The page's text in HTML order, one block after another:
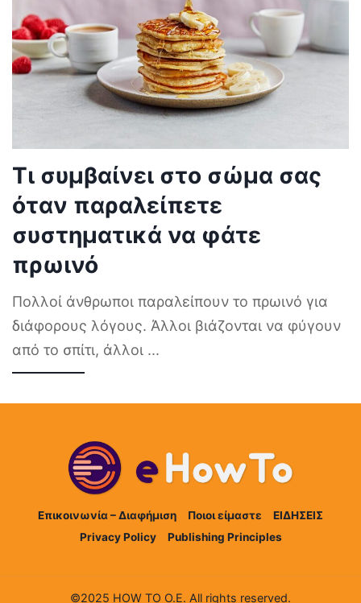
Τι συμβαίνει στο σώμα σας
όταν παραλείπετε
συστηματικά να φάτε
πρωινό
Πολλοί άνθρωποι παραλείπουν το πρωινό για
διάφορους λόγους. Άλλοι βιάζονται να φύγουν
από το σπίτι, άλλοι ...
Επικοινωνία – Διαφήμιση Ποιοι είμαστε
ΕΙΔΗΣΕΙΣ
Privacy Policy
Publishing Principles
©2025 HOW TO Ο.Ε. All rights reserved.